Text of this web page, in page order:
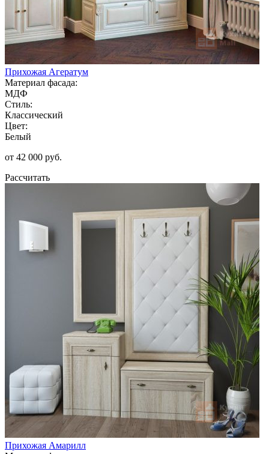
Прихожая Агератум
Материал фасада:
МДФ
Стиль:
Классический
Цвет:
Белый
от 42 000 руб.
Рассчитать
Прихожая Амарилл